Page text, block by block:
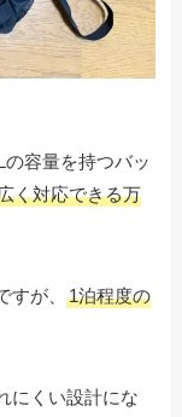
の容量を持つバッ
く対応できる万
すが、1泊程度の
にくい設計にな